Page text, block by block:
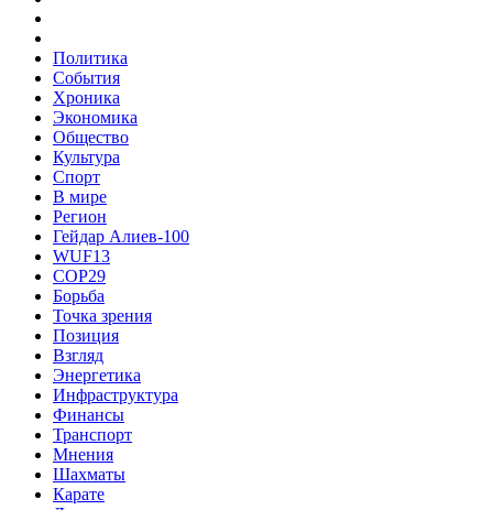
Политика
События
Хроника
Экономика
Общество
Культура
Спорт
В мире
Регион
Гейдар Алиев-100
WUF13
COP29
Борьба
Точка зрения
Позиция
Взгляд
Энергетика
Инфраструктура
Финансы
Транспорт
Мнения
Шахматы
Карате